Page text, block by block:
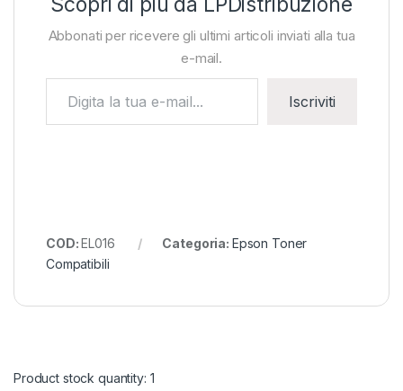
Abbonati per ricevere gli ultimi articoli inviati alla tua
e-mail.
Iscriviti
COD:EL016 Categoria: Epson Toner
Compatibili
Product stock quantity: 1